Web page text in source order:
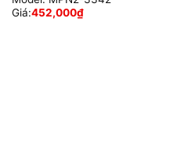
Giá:452,000₫